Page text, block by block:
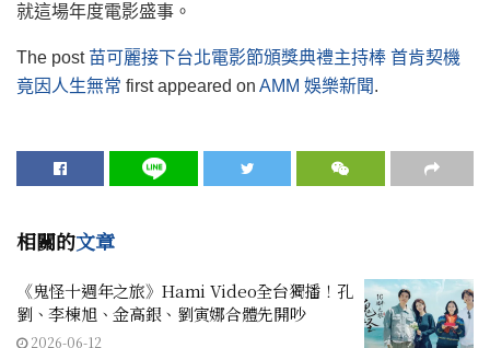
就這場年度電影盛事。
The post 苗可麗接下台北電影節頒獎典禮主持棒 首肯契機
竟因人生無常 first appeared on AMM 娛樂新聞.
相關的文章
《鬼怪十週年之旅》Hami Video全台獨播！孔
劉、李棟旭、金高銀、劉寅娜合體先開吵
2026-06-12